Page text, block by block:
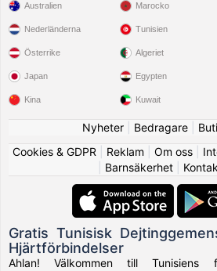
Australien
Nederländerna
Österrike
Japan
Kina
Marocko
Tunisien
Algeriet
Egypten
Kuwait
Nyheter| Bedragare|
Cookies & GDPR
Reklam Om oss|
Barnsäkerhet|
Gratis Tunisisk
Hjärtförbindelser
Ahlan! Välkommen till Tunisiens